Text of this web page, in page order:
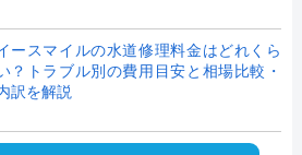
ースマイルの水道修理料金はどれくら
？トラブル別の費用目安と相場比較・
訳を解説